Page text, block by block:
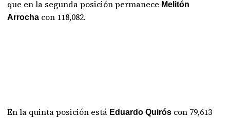
que en la segunda posición permanece Melitón
Arrocha con 118,082.
En la quinta posición está Eduardo Quirós con 79,613